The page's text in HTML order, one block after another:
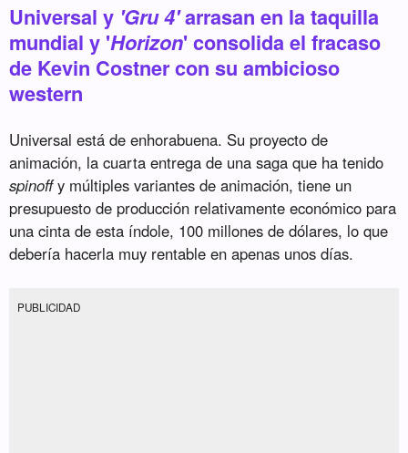
Universal y 'Gru 4'arrasan en la taquilla
mundial y 'Horizon' consolida el fracaso
de Kevin Costner con su ambicioso
western
Universal está de enhorabuena. Su proyecto de
animación, la cuarta entrega de una saga que ha tenido
spinoffy múltiples variantes de animación, tiene un
presupuesto de producción relativamente económico para
una cinta de esta índole, 100 millones de dólares, lo que
debería hacerla muy rentable en apenas unos días.
PUBLICIDAD